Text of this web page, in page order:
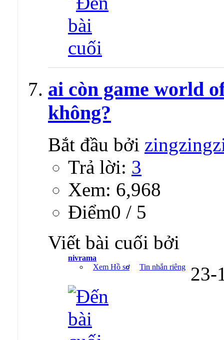
ai còn game world
không?
Bắt đầu bởi
Trả lời: 3
Xem: 6,968
Ðiểm0 / 5
Viết bài cuối bởi
nivrama
Xem Hồ sơ
Tin nhắn riêng 23-